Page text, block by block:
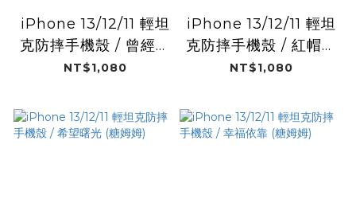
iPhone 13/12/11 輕坦
克防摔手機殼 / 曾經美
麗 (糖姆姆)
NT$1,080
iPhone 13/12/11 輕坦
克防摔手機殼 / 紅帽女
孩 (糖姆姆)
NT$1,080